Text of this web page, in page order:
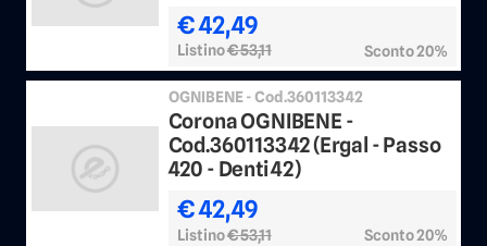
€ 42,49
Listino€ 53,11 Sconto 20%
OGNIBENE - Cod.360113342
Corona OGNIBENE -
Cod.360113342 (Ergal - Passo
420 - Denti 42)
€ 42,49
Listino€ 53,11 Sconto 20%